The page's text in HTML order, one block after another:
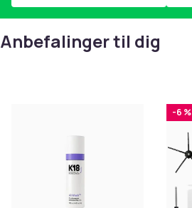
Anbefalinger til dig
-6 %